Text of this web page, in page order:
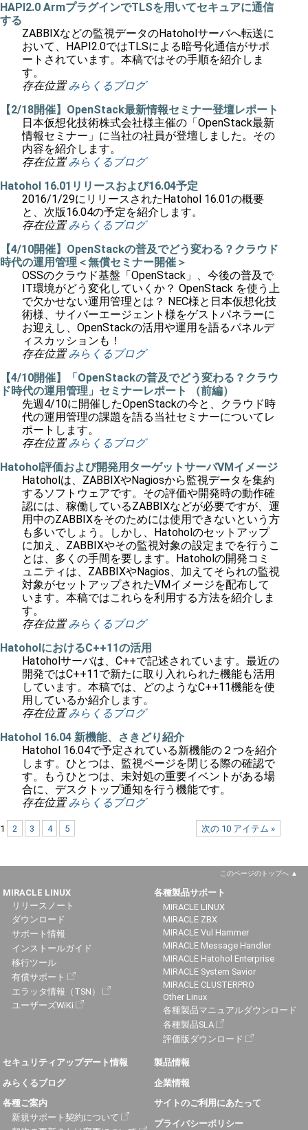
HAPI2.0 ArmプラグインでTLSを用いてセキュアに通信
する
ZABBIXなどの監視データのHatoholサーバへ転送に
おいて、HAPI2.0ではTLSによる暗号化通信がサポ
ートされています。本稿ではその手順を紹介しま
す。
存在位置 みらくるブログ
【2/18開催】OpenStack最新情報セミナー登壇レポート
日本仮想化技術株式会社様主催の「OpenStack最新
情報セミナー」に当社の社員が登壇しました。その
内容を紹介します。
存在位置 みらくるブログ
Hatohol 16.01リリースおよび16.04予定
2016/1/29にリリースされたHatohol 16.01の概要
と、次版16.04の予定を紹介します。
存在位置 みらくるブログ
【4/10開催】OpenStackの普及でどう変わる？クラウド
時代の運用管理＜無償セミナー開催＞
OSSのクラウド基盤「OpenStack」、今後の普及で
IT環境がどう変化していくか？ OpenStack を使う上
で欠かせない運用管理とは？ NEC様と日本仮想化技
術様、サイバーエージェント様をゲストパネラーに
お迎えし、OpenStackの活用や運用を語るパネルデ
ィスカッションも！
存在位置 みらくるブログ
【4/10開催】「OpenStackの普及でどう変わる？クラウ
ド時代の運用管理」セミナーレポート （前編）
先週4/10に開催したOpenStackの今と、クラウド時
代の運用管理の課題を語る当社セミナーについてレ
ポートします。
存在位置 みらくるブログ
Hatohol評価および開発用ターゲットサーバVMイメージ
Hatoholは、ZABBIXやNagiosから監視データを集約
するソフトウェアです。その評価や開発時の動作確
認には、稼働しているZABBIXなどが必要ですが、運
用中のZABBIXをそのためには使用できないという方
も多いでしょう。しかし、Hatoholのセットアップ
に加え、ZABBIXやその監視対象の設定までを行うこ
とは、多くの手間を要します。Hatoholの開発コミ
ュニティは、ZABBIXやNagios、加えてそられの監視
対象がセットアップされたVMイメージを配布して
います。本稿ではこれらを利用する方法を紹介しま
す。
存在位置 みらくるブログ
HatoholにおけるC++11の活用
Hatoholサーバは、C++で記述されています。最近の
開発ではC++11で新たに取り入れられた機能も活用
しています。本稿では、どのようなC++11機能を使
用しているか紹介します。
存在位置 みらくるブログ
Hatohol 16.04 新機能、さきどり紹介
Hatohol 16.04で予定されている新機能の２つを紹介
します。ひとつは、監視ページを閉じる際の確認で
す。もうひとつは、未対処の重要イベントがある場
合に、デスクトップ通知を行う機能です。
存在位置 みらくるブログ
次の 10 アイテム »
1 2 3 4 5
このページのトップへ
MIRACLE LINUX
リリースノート
ダウンロード
サポート情報
インストールガイド
移行ツール
有償サポート
エラッタ情報（TSN）
ユーザーズWiKi
各種製品サポート
MIRACLE LINUX
MIRACLE ZBX
MIRACLE Vul Hammer
MIRACLE Message Handler
MIRACLE Hatohol Enterprise
MIRACLE System Savior
MIRACLE CLUSTERPRO
Other Linux
各種製品マニュアルダウンロード
各種製品SLA
評価版ダウンロード
セキュリティアップデート情報
みらくるブログ
各種ご案内
新規サポート契約について
製品情報
企業情報
サイトのご利用にあたって
プライバシーポリシー